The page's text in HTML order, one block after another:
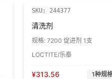
SKU: 244377
清洗剂
规格: 7200 促进剂 1支
LOCTITE/乐泰
¥313.56 1种规